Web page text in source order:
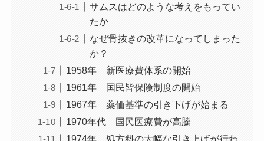
サムスはどのような考えをもってい
たか
なぜ骨抜きの改革になってしまった
か？
1958年 新医療費体系の開始
1961年 国民皆保険制度の開始
1967年 薬価基準の引き下げが始まる
1970年代 国民医療費が高騰
1974年 処方料の大幅な引き上げが行わ